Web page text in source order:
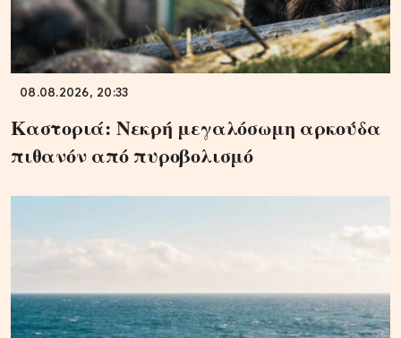
08.08.2026, 20:33
Καστοριά: Νεκρή μεγαλόσωμη αρκούδα
πιθανόν από πυροβολισμό